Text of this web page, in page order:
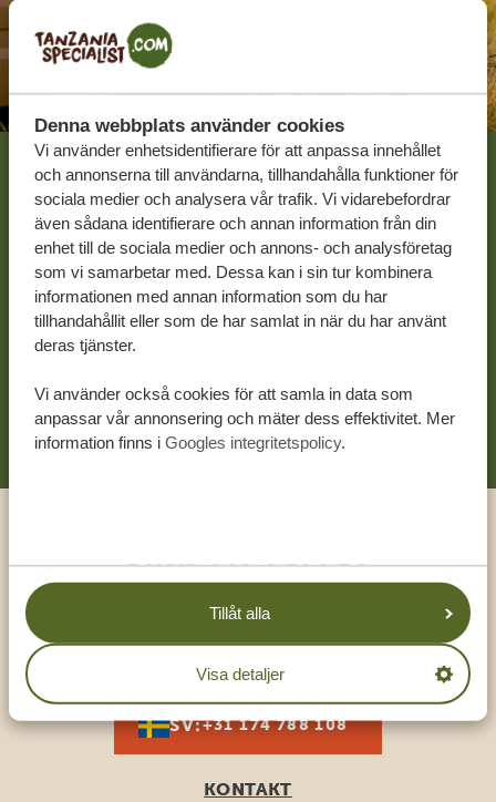
Denna webbplats använder cookies
Vi använder enhetsidentifierare för att anpassa innehållet
och annonserna till användarna, tillhandahålla funktioner för
sociala medier och analysera vår trafik. Vi vidarebefordrar
även sådana identifierare och annan information från din
enhet till de sociala medier och annons- och analysföretag
som vi samarbetar med. Dessa kan i sin tur kombinera
informationen med annan information som du har
tillhandahållit eller som de har samlat in när du har använt
deras tjänster.
Vi använder också cookies för att samla in data som
anpassar vår annonsering och mäter dess effektivitet. Mer
information finns i Googles integritetspolicy.
Tillåt alla
Visa detaljer
Låt oss skapa din
skräddarsydda resa
KOSTNADSFRI OFFERT UTAN
FÖRPLIKTELSER
Ring en expert
FÅ PERSONLIG RÅDGIVNING FRÅN VÅRA
EXPERTER
SV:+31 174 788 108
KONTAKT